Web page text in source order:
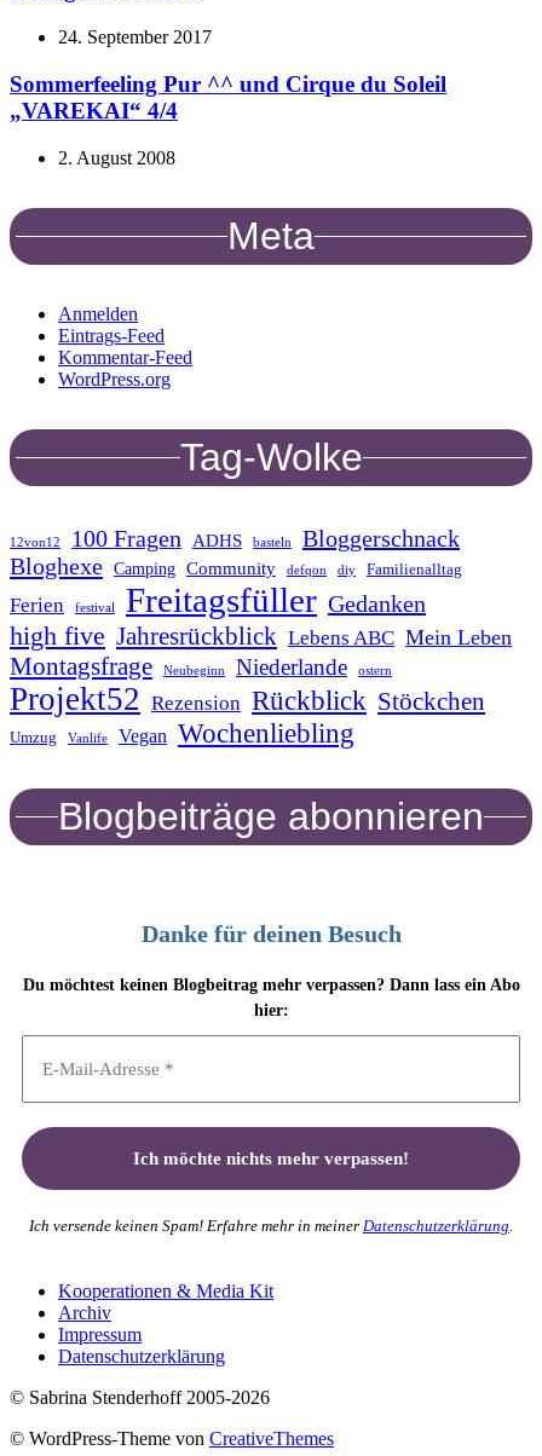
24. September 2017
Sommerfeeling Pur ^^ und Cirque du Soleil
„VAREKAI“ 4/4
2. August 2008
Meta
Anmelden
Eintrags-Feed
Kommentar-Feed
WordPress.org
Tag-Wolke
12von12 100 Fragen ADHS basteln
Bloggerschnack
Bloghexe Camping Community defqon diy Familienalltag
Ferien festival Freitagsfüller Gedanken
high five Jahresrückblick Lebens ABC Mein Leben
Montagsfrage Neubeginn Niederlande ostern
Projekt52 Rezension Rückblick Stöckchen
Umzug Vanlife Vegan Wochenliebling
Blogbeiträge abonnieren
Danke für deinen Besuch
Du möchtest keinen Blogbeitrag mehr verpassen? Dann lass ein Abo
hier:
Ich versende keinen Spam! Erfahre mehr in meiner Datenschutzerklärung
Kooperationen & Media Kit
Archiv
Impressum
Datenschutzerklärung
© Sabrina Stenderhoff 2005-2026
© WordPress-Theme von CreativeThemes